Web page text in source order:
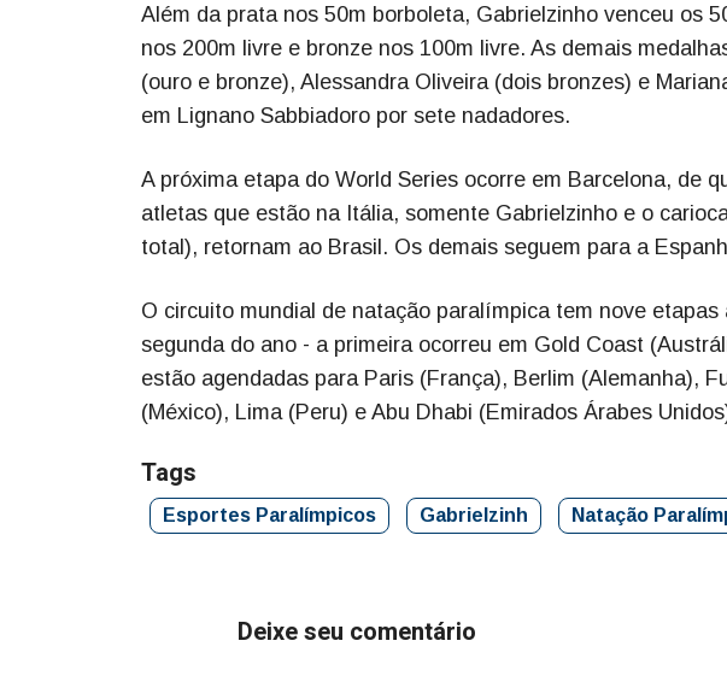
Além da prata nos 50m borboleta, Gabrielzinho venceu os
nos 200m livre e bronze nos 100m livre. As demais
(ouro e bronze), Alessandra Oliveira (dois bronzes) e
em Lignano Sabbiadoro por sete nadadores.
A próxima etapa do World Series ocorre em Barcelona, de
atletas que estão na Itália, somente Gabrielzinho e o
total), retornam ao Brasil. Os demais seguem para a
O circuito mundial de natação paralímpica tem nove
segunda do ano - a primeira ocorreu em Gold Coast
estão agendadas para Paris (França), Berlim (Alemanha),
(México), Lima (Peru) e Abu Dhabi (Emirados Árabes
Tags
Esportes Paralímpicos Gabrielzinh Natação
Deixe seu comentário